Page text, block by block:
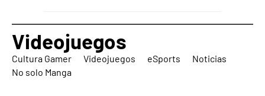
Videojuegos
Cultura Gamer Videojuegos eSports
Noticias
No solo Manga